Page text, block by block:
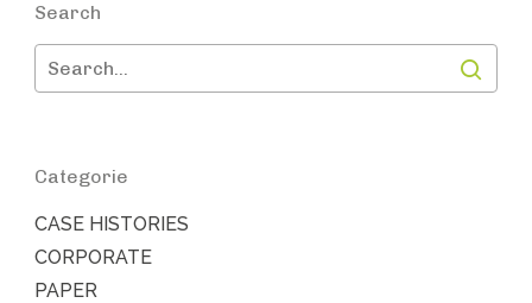
Search
Categorie
CASE HISTORIES
CORPORATE
PAPER